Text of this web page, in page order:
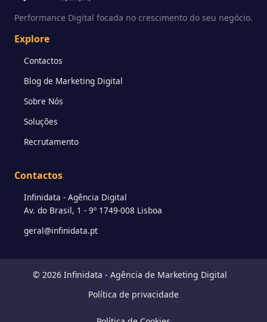
Performance Digital focada no crescimento do seu negócio.
Explore
Contactos
Blog de Marketing Digital
Sobre Nós
Soluções
Recrutamento
Contactos
Infinidata - Agência Digital
Av. do Brasil, 1 - 9º 1749-008 Lisboa
geral@infinidata.pt
© 2026 Infinidata - Agência de Marketing Digital
Política de privacidade